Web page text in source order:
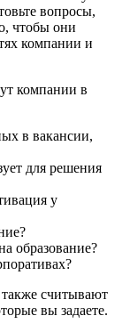
вопросы,
чтобы они
компании и
компании в
в вакансии,
для решения
у
образование?
считывают
вы задаете.